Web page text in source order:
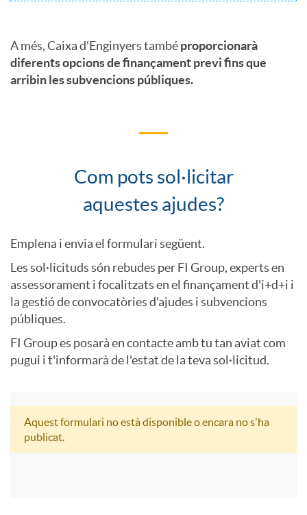
e
e
n
e
r
a
t
A més, Caixa d'Enginyers tambéproporcionarà
diferents opcions de finançament previ fins que
arribin les subvencions públiques.
o
m
o
s
o
l
Com pots sol·licitar
aquestes ajudes?
Emplena i envia el formulari següent.
Les sol·licituds són rebudes per FI Group, experts en
assessorament i focalitzats en el finançament d'i+d+i i
la gestió de convocatòries d'ajudes i subvencions
públiques.
FI Group es posarà en contacte amb tu tan aviat com
pugui i t'informarà de l'estat de la teva sol·licitud.
FF
Aquest formulari no està disponible o encara no s'ha
publicat.